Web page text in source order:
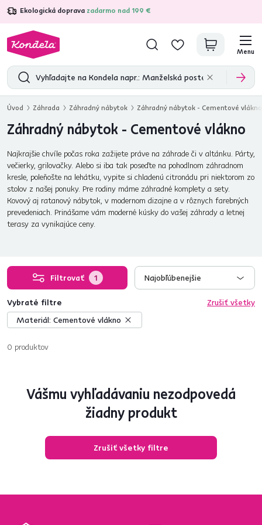
Ekologická doprava zadarmo nad 199 €
4,7 31 211overených produktových recenzií
Menu
Úvod Záhrada Záhradný nábytok Záhradný nábytok - Cementové vlákno
Záhradný nábytok - Cementové vlákno
Najkrajšie chvíle počas roka zažijete práve na záhrade či v altánku. Párty,
večierky, grilovačky. Alebo si iba tak poseďte na pohodlnom záhradnom
kresle, poleňošte na lehátku, vypite si chladenú citronádu pri niektorom zo
stolov z našej ponuky. Pre rodiny máme záhradné komplety a sety.
Kovový aj ratanový nábytok, v modernom dizajne a v rôznych farebných
prevedeniach. Prinášame vám moderné kúsky do vašej záhrady a letnej
terasy za vynikajúce ceny.
Filtrovať 1 Najobľúbenejšie
Vybraté filtre
Zrušiť všetky
Materiál: Cementové vlákno
0 produktov
Vášmu vyhľadávaniu nezodpovedá
žiadny produkt
Zrušiť všetky filtre